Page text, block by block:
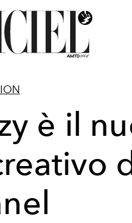
è il